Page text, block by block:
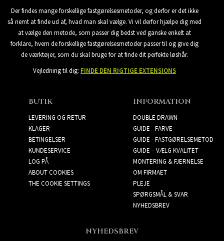
Der findes mange forskellige fastgørelsesmetoder, og derfor er det ikke
så nemt at finde ud af, hvad man skal vælge. Vi vil derfor hjælpe dig med
at vælge den metode, som passer dig bedst ved ganske enkelt at
forklare, hvem de forskellige fastgørelsesmetoder passer til og give dig
de værktøjer, som du skal bruge for at finde dit perfekte løshår.
Vejledning til dig: FINDE DEN RIGTIGE EXTENSIONS
BUTIK
LEVERING OG RETUR
KLAGER
BETINGELSER
KUNDESERVICE
LOG PÅ
ABOUT COOKIES
THE COOKIE SETTINGS
INFORMATION
DOUBLE DRAWN
GUIDE - FARVE
GUIDE - FASTGØRELSEMETOD
GUIDE – VÆLG KVALITET
MONTERING & FJERNELSE
OM FIRMAET
PLEJE
SPØRGSMÅL & SVAR
NYHEDSBREV
NYHEDSBREV